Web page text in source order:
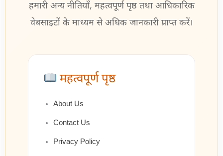
हमारी अन्य नीतियाँ, महत्वपूर्ण पृष्ठ तथा आधिकारिक
वेबसाइटों के माध्यम से अधिक जानकारी प्राप्त करें।
महत्वपूर्ण पृष्ठ
About Us
Contact Us
Privacy Policy